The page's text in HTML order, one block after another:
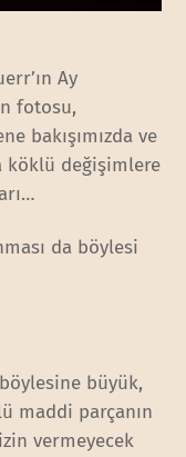
Ay
fotosu,
bakışımızda ve
köklü değişimlere
da böylesi
büyük,
maddi parçanın
vermeyecek